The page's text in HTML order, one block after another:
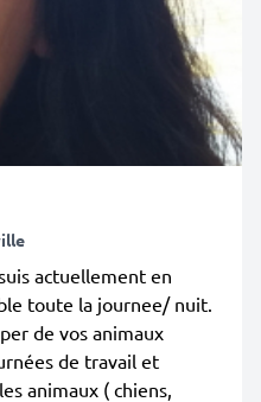
actuellement en
toute la journee/ nuit.
de vos animaux
de travail et
animaux ( chiens,